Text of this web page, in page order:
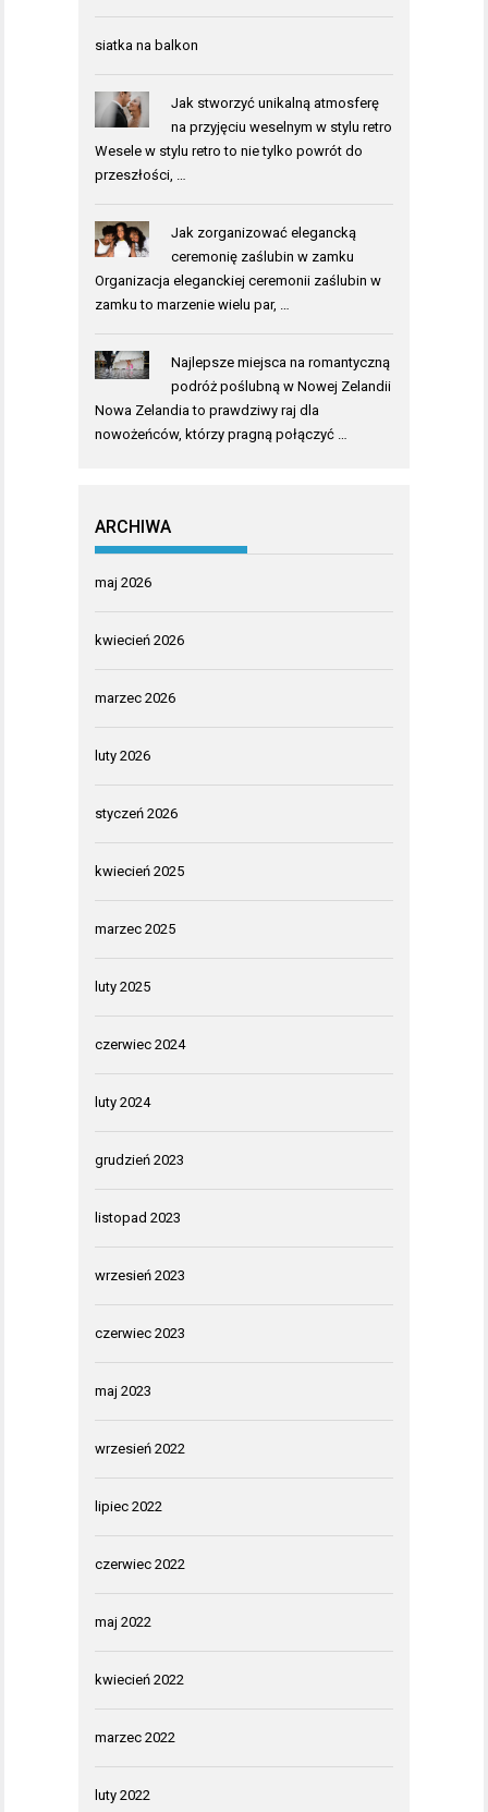
siatka na balkon
Jak stworzyć unikalną atmosferę
na przyjęciu weselnym w stylu retro
Wesele w stylu retro to nie tylko powrót do
przeszłości, …
Jak zorganizować elegancką
ceremonię zaślubin w zamku
Organizacja eleganckiej ceremonii zaślubin w
zamku to marzenie wielu par, …
Najlepsze miejsca na romantyczną
podróż poślubną w Nowej Zelandii
Nowa Zelandia to prawdziwy raj dla
nowożeńców, którzy pragną połączyć …
ARCHIWA
maj 2026
kwiecień 2026
marzec 2026
luty 2026
styczeń 2026
kwiecień 2025
marzec 2025
luty 2025
czerwiec 2024
luty 2024
grudzień 2023
listopad 2023
wrzesień 2023
czerwiec 2023
maj 2023
wrzesień 2022
lipiec 2022
czerwiec 2022
maj 2022
kwiecień 2022
marzec 2022
luty 2022